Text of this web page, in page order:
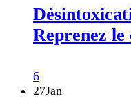
Reprenez
6
27Jan